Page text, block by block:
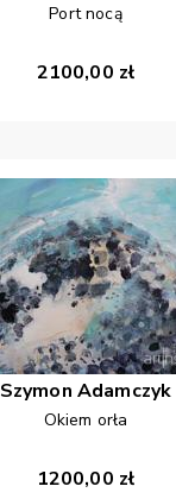
Port nocą
2100,00 zł
Szymon Adamczyk
Okiem orła
1200,00 zł